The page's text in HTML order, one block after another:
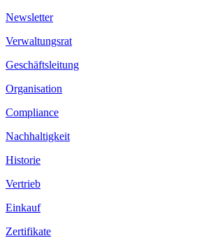
Newsletter
Verwaltungsrat
Geschäftsleitung
Organisation
Compliance
Nachhaltigkeit
Historie
Vertrieb
Einkauf
Zertifikate